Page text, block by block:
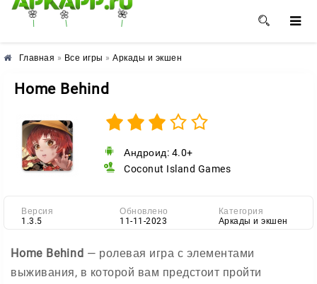
🌸 🌼 🌺
Главная » Все игры » Аркады и экшен
Home Behind
Андроид: 4.0+
Coconut Island Games
Версия
1.3.5
Обновлено
11-11-2023
Категория
Аркады и экшен
Home Behind — ролевая игра с элементами
выживания, в которой вам предстоит пройти